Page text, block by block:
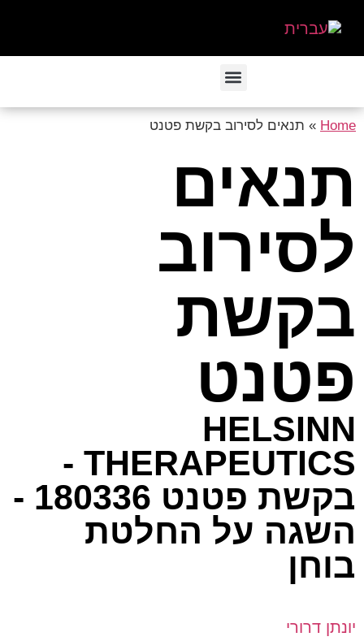
Home
» תנאים לסירוב בקשת פטנט
תנאים
לסירוב
בקשת
פטנט
HELSINN
THERAPEUTICS -
בקשת פטנט 180336 -
השגה על החלטת
בוחן
יונתן דרורי